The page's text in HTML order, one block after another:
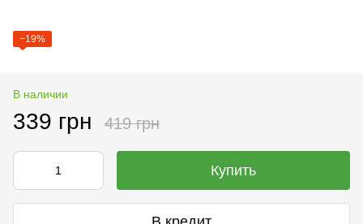
−19%
В наличии
339 грн 419 грн
Купить